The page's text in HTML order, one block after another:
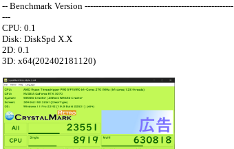
-- Benchmark Version ------------------------------------------------------
---
CPU: 0.1
Disk: DiskSpd X.X
2D: 0.1
3D: x64(202402181120)